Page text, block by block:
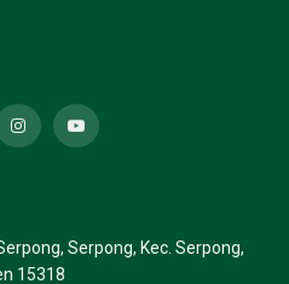
Serpong, Kec. Serpong,
15318